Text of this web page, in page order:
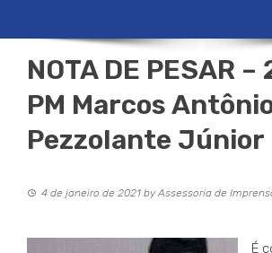
NOTA DE PESAR –
PM Marcos
Pezzolante Júnior
4 de janeiro de 2021 byAssessoria de
É